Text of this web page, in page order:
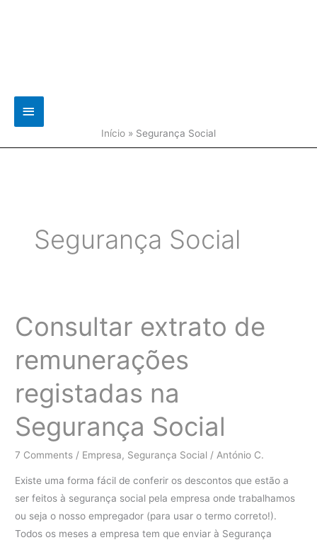
Main
Início » Segurança Social
Segurança Social
Consultar extrato de
remunerações
registadas na
Segurança Social
7 Comments / Empresa, Segurança Social / António C.
Existe uma forma fácil de conferir os descontos que estão a
ser feitos à segurança social pela empresa onde trabalhamos
ou seja o nosso empregador (para usar o termo correto!).
Todos os meses a empresa tem que enviar à Segurança